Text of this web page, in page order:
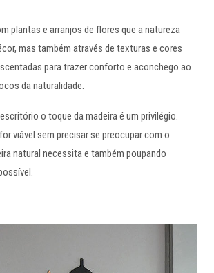
plantas e arranjos de flores que a natureza
mas também através de texturas e cores
para trazer conforto e aconchego ao
da naturalidade.
o toque da madeira é um privilégio.
viável sem precisar se preocupar com o
natural necessita e também poupando